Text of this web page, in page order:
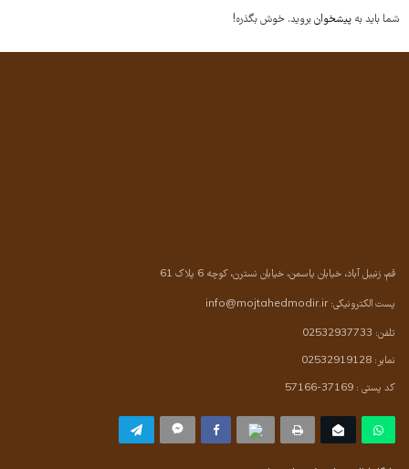
شما باید به پیشخوانبروید. خوش بگذره!
قم، زنبیل آباد، خیابان یاسمن، خیابان نسترن، کوچه 6 پلاک 61
پست الکترونیکی:info@mojtahedmodir.ir
تلفن: 02532937733
نمابر: 02532919128
کد پستی : 37169-57166